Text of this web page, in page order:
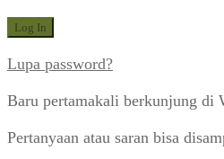
Lupa password?
Baru pertamakali berkunjung di
Pertanyaan atau saran bisa